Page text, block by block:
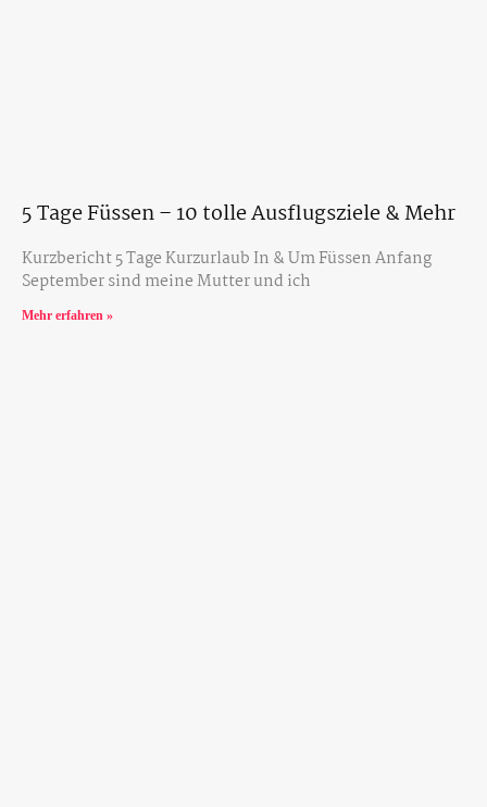
5 Tage Füssen – 10 tolle Ausflugsziele & Mehr
Kurzbericht 5 Tage Kurzurlaub In & Um Füssen Anfang
September sind meine Mutter und ich
Mehr erfahren »